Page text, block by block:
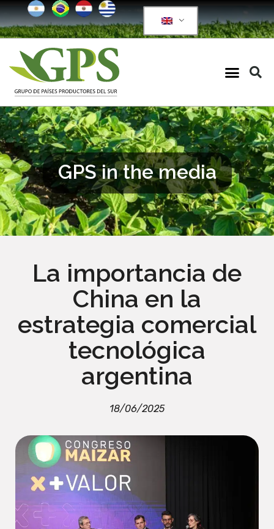
GPS in the media
La importancia de
China en la
estrategia comercial
tecnológica
argentina
18/06/2025